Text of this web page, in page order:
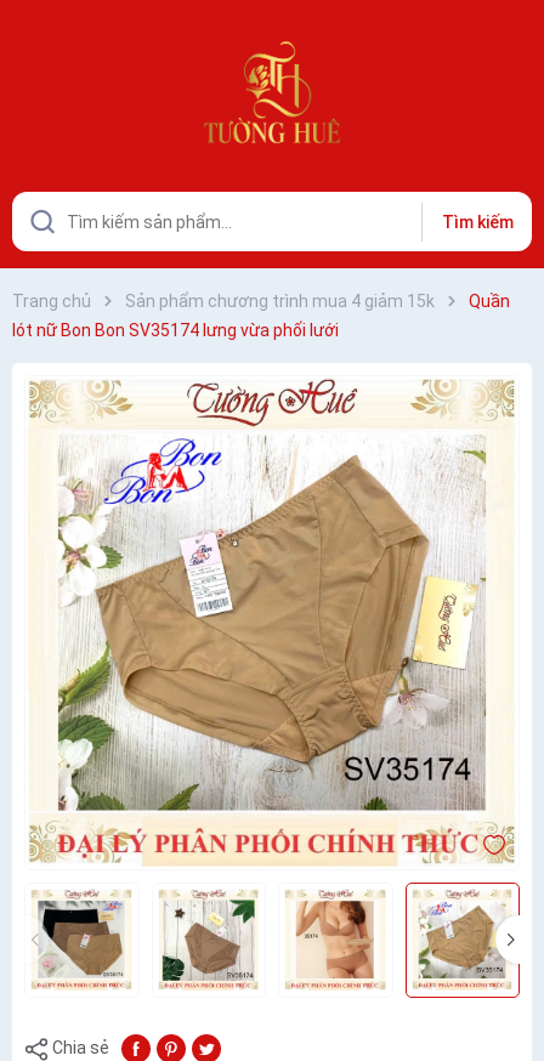
Tìm kiếm
Trang chủ Sản phẩm chương trình mua 4 giảm 15k
Quần
lót nữ Bon Bon SV35174 lưng vừa phối lưới
Chia sẻ